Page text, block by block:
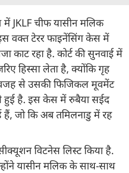
JKLF चीफ यासीन मलिक
वक्त टेरर फाइनेंसिंग केस में
काट रहा है. कोर्ट की सुनवाई में
हिस्सा लेता है, क्योंकि गृह
से उसकी फिजिकल मूवमेंट
हुई है. इस केस में रुबैया सईद
हैं, जो कि अब तमिलनाडु में रह
विटनेस लिस्ट किया है.
यासीन मलिक के साथ-साथ